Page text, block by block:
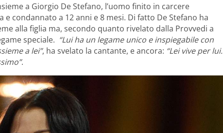
a Giorgio De Stefano, l’uomo finito in carcere
e condannato a 12 anni e 8 mesi. Di fatto De Stefano ha
alla figlia ma, secondo quanto rivelato dalla Provvedi a
speciale. “Lui ha un legame unico e inspiegabile con
a lei”, ha svelato la cantante, e ancora: “Lei vive per lui.
.